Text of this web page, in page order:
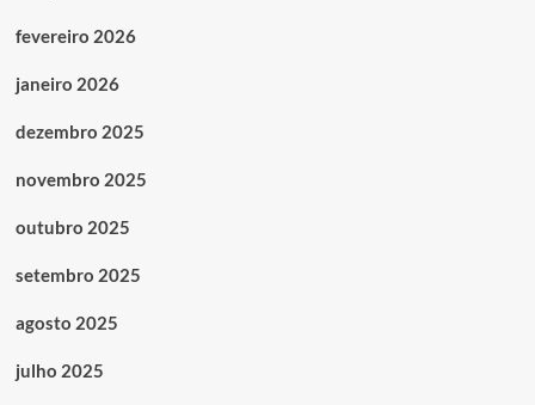
fevereiro 2026
janeiro 2026
dezembro 2025
novembro 2025
outubro 2025
setembro 2025
agosto 2025
julho 2025